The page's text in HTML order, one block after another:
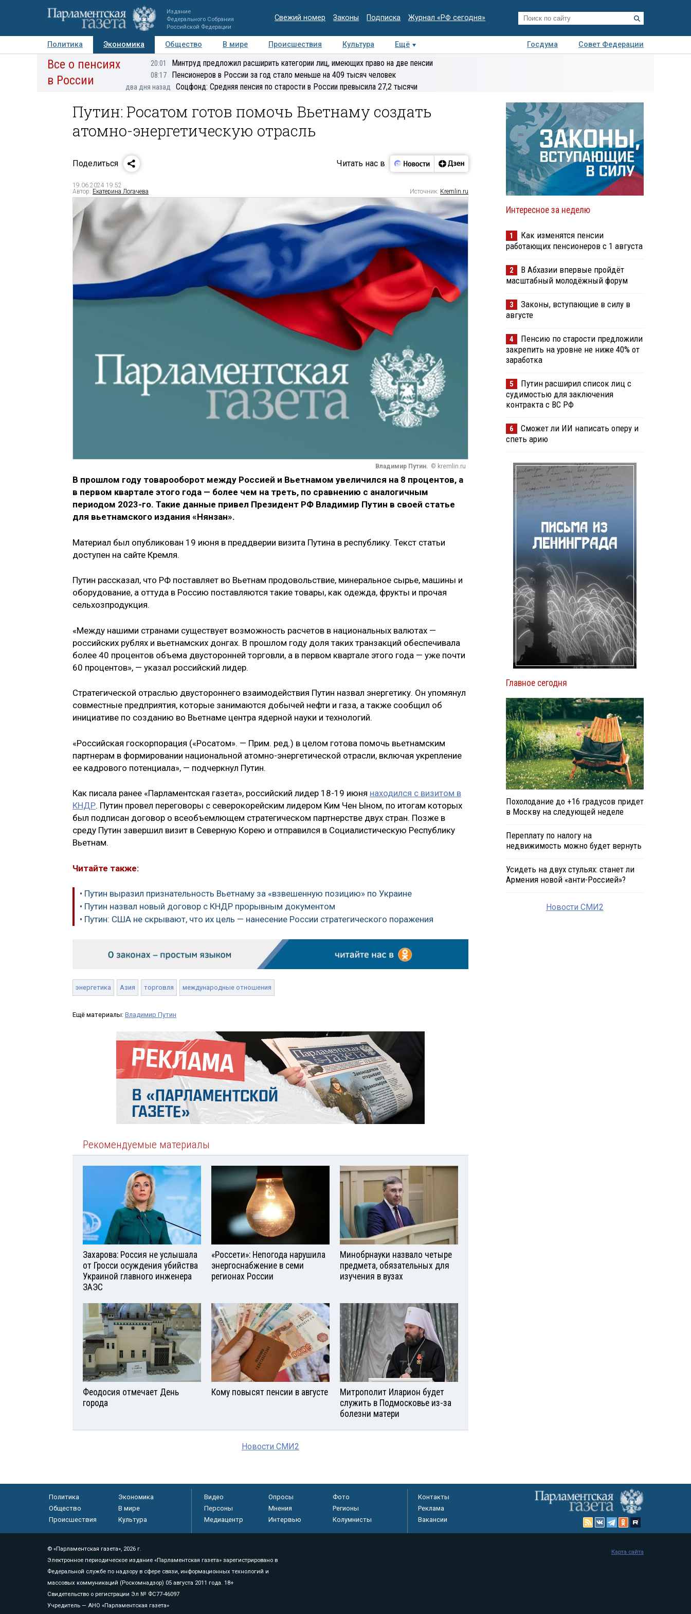
Издание
Федерального Собрания
Российской Федерации
Свежий номер Законы Подписка Журнал «РФ сегодня»
Политика Экономика Общество В мире Происшествия Культура Ещё Госдума
Совет Федерации
Авторы Персоны Мнения Регионы Медиацентр Интервью Колумнисты
Деловая
Все о пенсиях
в России
20:01 Минтруд предложил расширить категории лиц, имеющих право на две пенсии
08:17 Пенсионеров в России за год стало меньше на 409 тысяч человек
два дня назад Соцфонд: Средняя пенсия по старости в России превысила 27,2 тысячи
Путин: Росатом готов помочь Вьетнаму создать
атомно-энергетическую отрасль
Поделиться Читать нас в
19.06.2024 19:52
Автор: Екатерина Логачева Источник: Kremlin.ru
Владимир Путин. © kremlin.ru
В прошлом году товарооборот между Россией и Вьетнамом увеличился на 8 процентов, а
в первом квартале этого года — более чем на треть, по сравнению с аналогичным
периодом 2023-го. Такие данные привел Президент РФ Владимир Путин в своей статье
для вьетнамского издания «Нянзан».
Материал был опубликован 19 июня в преддверии визита Путина в республику. Текст статьи
доступен на сайте Кремля.
Путин рассказал, что РФ поставляет во Вьетнам продовольствие, минеральное сырье, машины и
оборудование, а оттуда в Россию поставляются такие товары, как одежда, фрукты и прочая
сельхозпродукция.
«Между нашими странами существует возможность расчетов в национальных валютах —
российских рублях и вьетнамских донгах. В прошлом году доля таких транзакций обеспечивала
более 40 процентов объема двусторонней торговли, а в первом квартале этого года — уже почти
60 процентов», — указал российский лидер.
Стратегической отраслью двустороннего взаимодействия Путин назвал энергетику. Он упомянул
совместные предприятия, которые занимаются добычей нефти и газа, а также сообщил об
инициативе по созданию во Вьетнаме центра ядерной науки и технологий.
«Российская госкорпорация («Росатом». — Прим. ред.) в целом готова помочь вьетнамским
партнерам в формировании национальной атомно-энергетической отрасли, включая укрепление
ее кадрового потенциала», — подчеркнул Путин.
Как писала ранее «Парламентская газета», российский лидер 18-19 июня находился с визитом в
КНДР. Путин провел переговоры с северокорейским лидером Ким Чен Ыном, по итогам которых
был подписан договор о всеобъемлющем стратегическом партнерстве двух стран. Позже в
среду Путин завершил визит в Северную Корею и отправился в Социалистическую Республику
Вьетнам.
Читайте также:
• Путин выразил признательность Вьетнаму за «взвешенную позицию» по Украине
• Путин назвал новый договор с КНДР прорывным документом
• Путин: США не скрывают, что их цель — нанесение России стратегического поражения
энергетика Азия торговля международные отношения
Ещё материалы: Владимир Путин
Рекомендуемые материалы
Захарова: Россия не услышала
от Гросси осуждения убийства
Украиной главного инженера
ЗАЭС
«Россети»: Непогода нарушила
энергоснабжение в семи
регионах России
Минобрнауки назвало четыре
предмета, обязательных для
изучения в вузах
Феодосия отмечает День
города
Кому повысят пенсии в августе
Митрополит Иларион будет
служить в Подмосковье из-за
болезни матери
Новости СМИ2
Интересное за неделю
1
Как изменятся пенсии
работающих пенсионеров с 1 августа
2
В Абхазии впервые пройдёт
масштабный молодёжный форум
3
Законы, вступающие в силу в
августе
4
Пенсию по старости предложили
закрепить на уровне не ниже 40% от
заработка
5
Путин расширил список лиц с
судимостью для заключения
контракта с ВС РФ
6
Сможет ли ИИ написать оперу и
спеть арию
Главное сегодня
Похолодание до +16 градусов придет
в Москву на следующей неделе
Переплату по налогу на
недвижимость можно будет вернуть
Усидеть на двух стульях: станет ли
Армения новой «анти-Россией»?
Новости СМИ2
Политика
Экономика
Общество
В мире
Происшествия
Культура
Видео Опросы
Фото
Персоны
Мнения
Регионы
Медиацентр
Интервью Колумнисты
Контакты
Реклама
Вакансии
© «Парламентская газета», 2026 г.
Электронное периодическое издание «Парламентская газета» зарегистрировано в
Федеральной службе по надзору в сфере связи, информационных технологий и
массовых коммуникаций (Роскомнадзор) 05 августа 2011 года. 18+
Свидетельство о регистрации Эл № ФС77-46097
Учредитель — АНО «Парламентская газета»
Карта сайта